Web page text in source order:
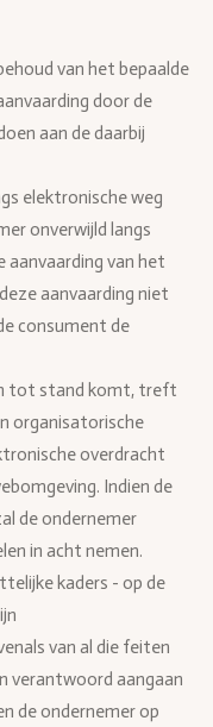
van het bepaalde
door de
aan de daarbij
elektronische weg
onverwijld langs
aanvaarding van het
aanvaarding niet
consument de
tot stand komt, treft
organisatorische
overdracht
Indien de
de ondernemer
in acht nemen.
kaders - op de
van al die feiten
verantwoord aangaan
de ondernemer op